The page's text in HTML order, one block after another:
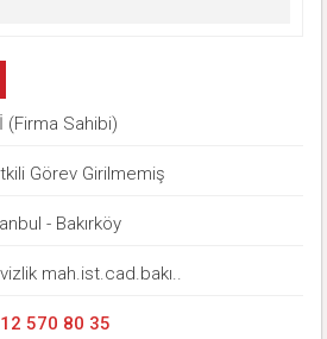
(Firma Sahibi)
Görev Girilmemiş
- Bakırköy
mah.ist.cad.bakı..
570 80 35